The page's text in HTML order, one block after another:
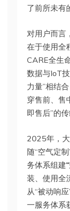
了前所未有
对用户而言
在于使用全
CARE全生
数据与IoT
力量”相结
穿售前、售
即售后”的传
2025年，
随“空气定
务体系组建
装、使用全
从“被动响
一服务体系